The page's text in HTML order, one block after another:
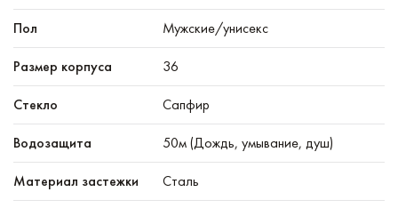
Пол Мужские/унисекс
Размер корпуса 36
Стекло Сапфир
Водозащита 50м (Дождь, умывание, душ)
Материал застежки Сталь